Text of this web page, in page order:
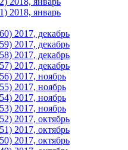
2018, январь
2017, декабрь
2017, декабрь
2017, декабрь
2017, декабрь
2017, ноябрь
2017, ноябрь
2017, ноябрь
2017, ноябрь
2017, октябрь
2017, октябрь
2017, октябрь